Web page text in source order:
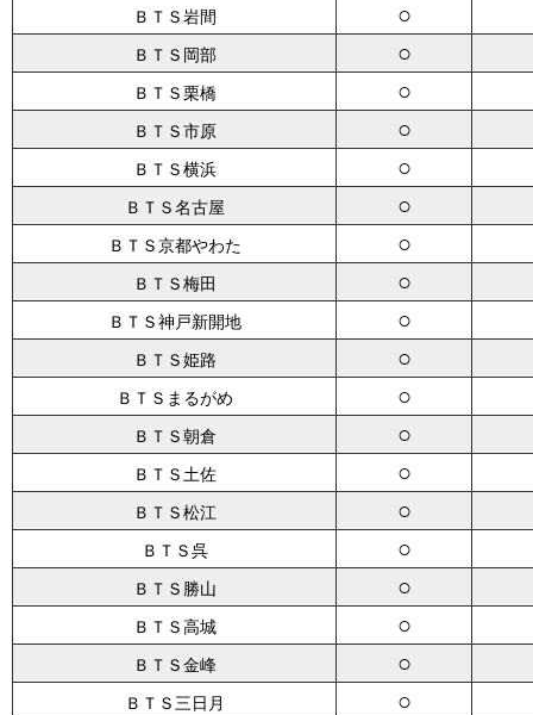
ＢＴＳ岩間 ○
ＢＴＳ岡部 ○
ＢＴＳ栗橋 ○
ＢＴＳ市原 ○
ＢＴＳ横浜 ○
ＢＴＳ名古屋 ○
ＢＴＳ京都やわた ○
ＢＴＳ梅田 ○
ＢＴＳ神戸新開地 ○
ＢＴＳ姫路 ○
ＢＴＳまるがめ ○
ＢＴＳ朝倉 ○
ＢＴＳ土佐 ○
ＢＴＳ松江 ○
ＢＴＳ呉 ○
ＢＴＳ勝山 ○
ＢＴＳ高城 ○
ＢＴＳ金峰 ○
ＢＴＳ三日月 ○